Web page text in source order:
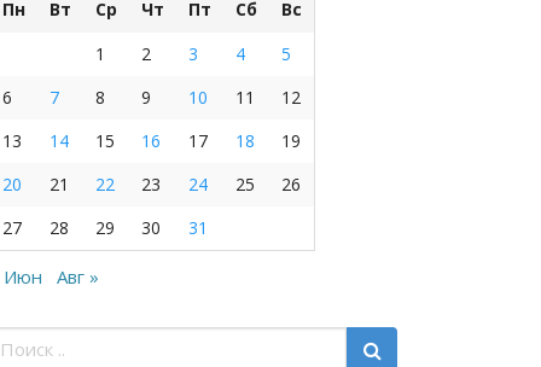
Пн Вт Ср Чт Пт Сб
Вс
1
2 3 4
5
6
7 8 9 10 11
12
13
14 15 16 17 18
19
20
21 22 23 24 25
26
27
28 29 30 31
Июн Авг »